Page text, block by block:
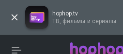
hophop.tv
ТВ, фильмы и сериалы